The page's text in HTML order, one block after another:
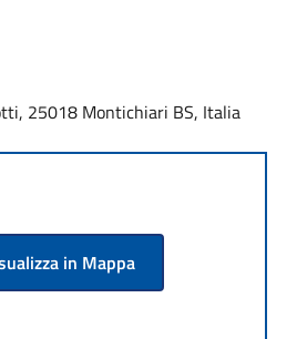
25018 Montichiari BS, Italia
in Mappa